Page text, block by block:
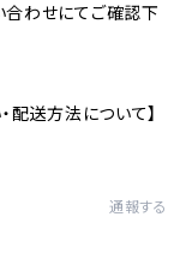
わせにてご確認下
送方法について】
通報する